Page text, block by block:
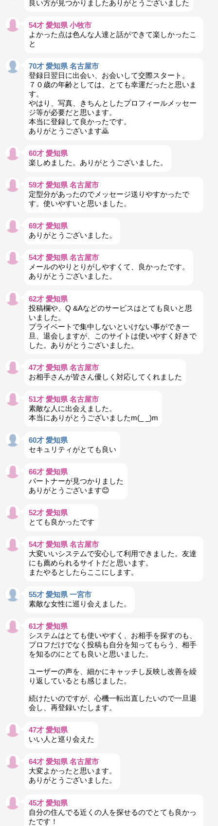
良い方が見つかりましたありがとうございました
54才 愛知県 小牧市
よかった点は色んな人達と話ができて楽しかったこ
と
70才 愛知県 名古屋市
登録日翌日に出会い、お会いして交際スタート。
７０歳の年齢としては、とても幸運だったと思いま
す。
やはり、写真、きちんとしたプロフィールメッセー
ジ等が必要だと思います。
本当に登録して良かったです。
ありがとうございます🙇
60才 愛知県
楽しめました。ありがとうございました。
59才 愛知県 名古屋市
定型分があったのでメッセージ送りやすかったで
す。使いやすいと思いました。
69才 愛知県
ありがとうございました。
54才 愛知県 名古屋市
メールのやりとりがしやすくて、良かったです。
ありがとうございました。
62才 愛知県
投稿欄や、Q &Aなどのサービスはとても良いと思
いました。
プライベートで集中しないといけない事ができ一
旦、退会しますが、このサイトは使いやすく好きで
した。ありがとうございました。
47才 愛知県 名古屋市
お相手さんが皆さん優しく対応してくれました
51才 愛知県 名古屋市
素敵な人に出会えました。
本当にありがとうございましたm(_ _)m
60才 愛知県
セキュリティがとても良い
66才 愛知県
パートナーが見つかりました
ありがとうございます😊
52才 愛知県
とても良かったです
54才 愛知県 名古屋市
大変いいシステムで安心して利用できました。友達
にも薦められるサイトだと思います。
またやるとしたらここにします。
55才 愛知県 一宮市
素敵な女性に巡り会えました。
61才 愛知県
システムはとても使いやすく、お相手を探すのも、
プロフだけでなく投稿も自分を知ってもらう、相手
を知るのにとても良いと思いました。
ユーザーの声を、細かにキャッチし反映し改善を繰
り返しているとも感じました。
続けたいのですが、心機一転出直したいので一旦退
会し、再登録いたします。
47才 愛知県
いい人と巡り会えた
64才 愛知県 名古屋市
大変よかったと思います。
ありがとうございました。
45才 愛知県
自分の住んでる近くの人を探せるのでとても良かっ
たです！